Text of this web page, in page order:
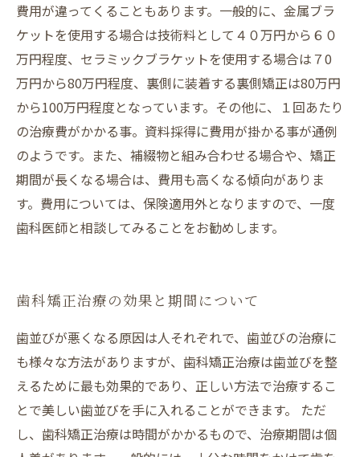
費用が違ってくることもあります。一般的に、金属ブラ
ケットを使用する場合は技術料として４０万円から６０
万円程度、セラミックブラケットを使用する場合は７0
万円から80万円程度、裏側に装着する裏側矯正は80万円
から100万円程度となっています。その他に、１回あたり
の治療費がかかる事。資料採得に費用が掛かる事が通例
のようです。また、補綴物と組み合わせる場合や、矯正
期間が長くなる場合は、費用も高くなる傾向がありま
す。費用については、保険適用外となりますので、一度
歯科医師と相談してみることをお勧めします。
歯科矯正治療の効果と期間について
歯並びが悪くなる原因は人それぞれで、歯並びの治療に
も様々な方法がありますが、歯科矯正治療は歯並びを整
えるために最も効果的であり、正しい方法で治療するこ
とで美しい歯並びを手に入れることができます。 ただ
し、歯科矯正治療は時間がかかるもので、治療期間は個